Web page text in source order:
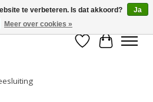
Verlanglijst
te verbeteren. Is dat akkoord?
Ja
Meer over cookies »